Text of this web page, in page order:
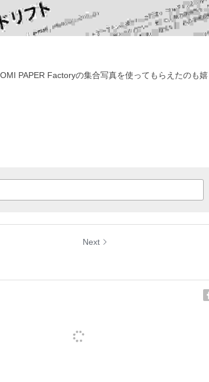
PAPER Factoryの集合写真を使ってもらえたのも
Next